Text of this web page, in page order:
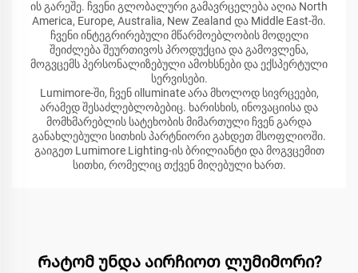
ის გარეშე. ჩვენი გლობალური გამავრცელება აღია North
America, Europe, Australia, New Zealand და Middle East-ში.
ჩვენი ინტეგრირებული მწარმოებლობის მოდელი
შეიძლება შეურთივოს პროდუქცია და გამოვლენა,
მოგვცემს პერსონალიზებული ამოხსნები და ექსპერტული
სერვისები.
Lumimore-ში, ჩვენ იlluminate არა მხოლოდ სივრცეები,
არამედ შესაძლებლობებიც. ხარისხის, ინოვაციისა და
მომხმარებლის სატეხობის მიმართული ჩვენ გარდა
განახლებული სითხის პარტნიორი გახდეთ მსოფლიოში.
გაიგეთ Lumimore Lighting-ის ბრილიანტი და მოგვცემით
სითხი, რომელიც თქვენ მიღებული ხართ.
Რატომ უნდა აირჩიოთ ლუმიმორი?